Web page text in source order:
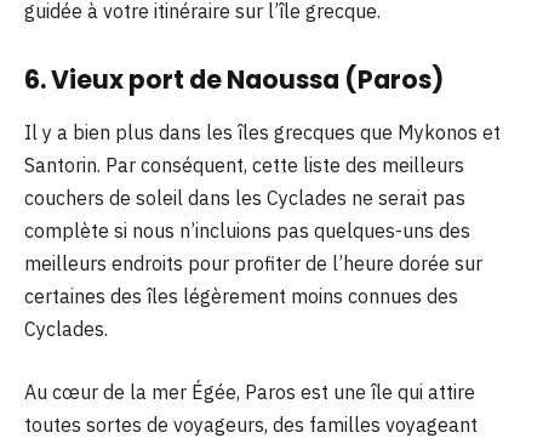
guidée à votre itinéraire sur l’île grecque.
6. Vieux port de Naoussa (Paros)
Il y a bien plus dans les îles grecques que Mykonos et
Santorin. Par conséquent, cette liste des meilleurs
couchers de soleil dans les Cyclades ne serait pas
complète si nous n’incluions pas quelques-uns des
meilleurs endroits pour profiter de l’heure dorée sur
certaines des îles légèrement moins connues des
Cyclades.
Au cœur de la mer Égée, Paros est une île qui attire
toutes sortes de voyageurs, des familles voyageant